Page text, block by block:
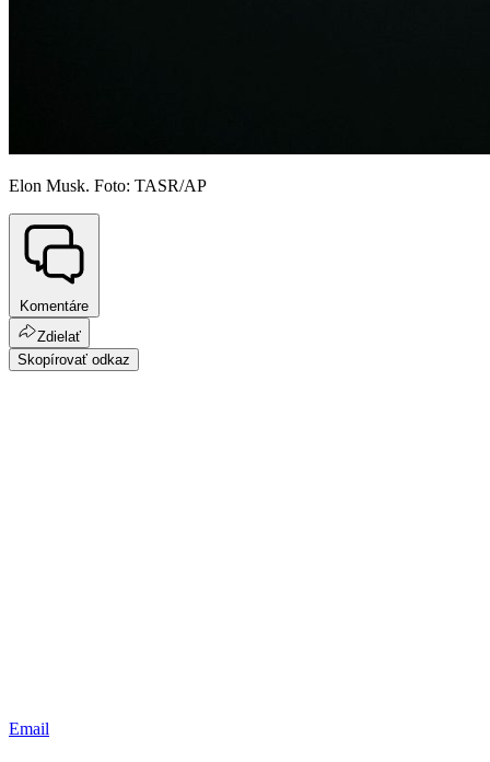
Elon Musk. Foto: TASR/AP
Komentáre
Zdielať
Skopírovať odkaz
Email